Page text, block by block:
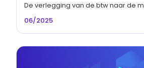
De verlegging van de btw naar de
06/2025